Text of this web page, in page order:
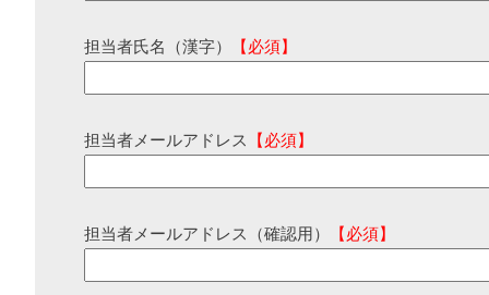
担当者氏名（漢字） 【必須】
担当者メールアドレス 【必須】
担当者メールアドレス（確認用） 【必須】